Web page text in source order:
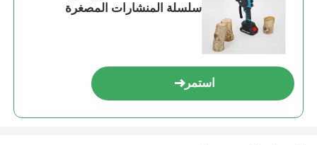
سلسلة المنشارات المصغرة
استمر